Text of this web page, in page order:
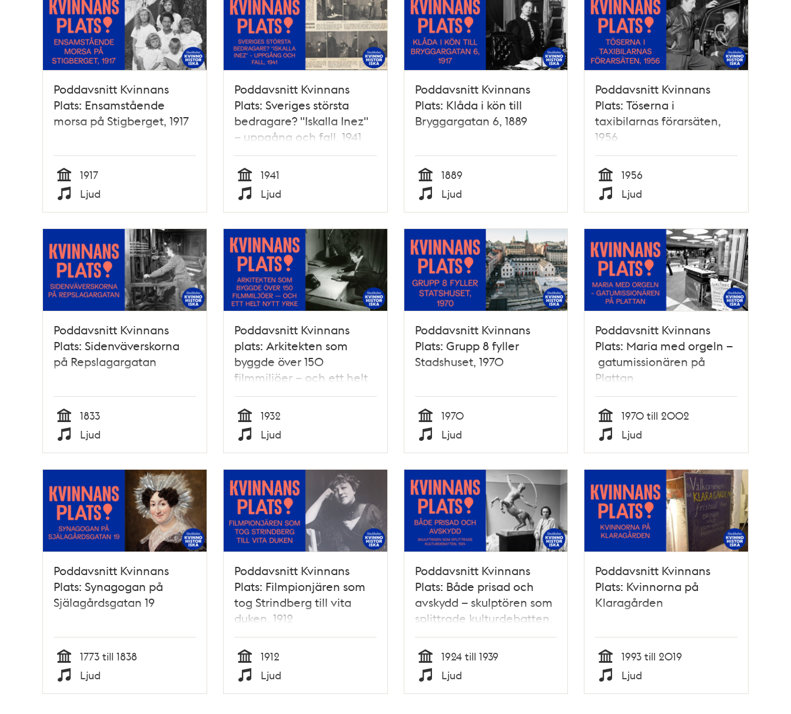
Poddavsnitt Kvinnans
Plats: Ensamstående
morsa på Stigberget, 1917
Tid
1917
Typ
Ljud
Poddavsnitt Kvinnans
Plats: Sveriges största
bedragare? "Iskalla Inez"
– uppgång och fall, 1941
Tid
1941
Typ
Ljud
Poddavsnitt Kvinnans
Plats: Klåda i kön till
Bryggargatan 6, 1889
Tid
1889
Typ
Ljud
Poddavsnitt Kvinnans
Plats: Töserna i
taxibilarnas förarsäten,
1956
Tid
1956
Typ
Ljud
Poddavsnitt Kvinnans
Plats: Sidenväverskorna
på Repslagargatan
Tid
1833
Typ
Ljud
Poddavsnitt Kvinnans
plats: Arkitekten som
byggde över 150
filmmiljöer – och ett helt
nytt yrke
Tid
1932
Typ
Ljud
Poddavsnitt Kvinnans
Plats: Grupp 8 fyller
Stadshuset, 1970
Tid
1970
Typ
Ljud
Poddavsnitt Kvinnans
Plats: Maria med orgeln –
gatumissionären på
Plattan
Tid
1970 till 2002
Typ
Ljud
Poddavsnitt Kvinnans
Plats: Synagogan på
Själagårdsgatan 19
Tid
1773 till 1838
Typ
Ljud
Poddavsnitt Kvinnans
Plats: Filmpionjären som
tog Strindberg till vita
duken, 1912
Tid
1912
Typ
Ljud
Poddavsnitt Kvinnans
Plats: Både prisad och
avskydd – skulptören som
splittrade kulturdebatten,
1924
Tid
1924 till 1939
Typ
Ljud
Poddavsnitt Kvinnans
Plats: Kvinnorna på
Klaragården
Tid
1993 till 2019
Typ
Ljud